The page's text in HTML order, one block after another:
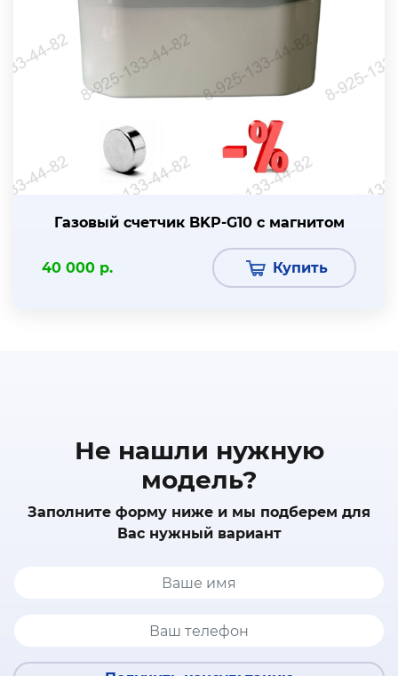
Газовый счетчик BKР-G10 с магнитом
40 000 р. Купить
Не нашли нужную
модель?
Заполните форму ниже и мы подберем для
Вас нужный вариант